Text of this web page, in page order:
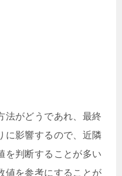
法がどうであれ、最終
に影響するので、近隣
を判断することが多い
値を参考にすることが